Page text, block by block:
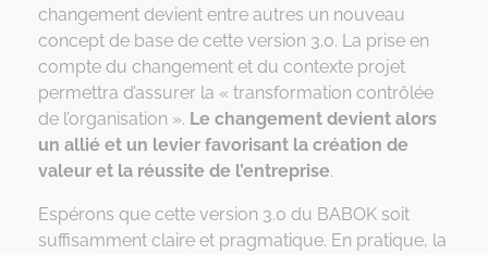
changement devient entre autres un nouveau
concept de base de cette version 3.0. La prise en
compte du changement et du contexte projet
permettra d’assurer la « transformation contrôlée
de l’organisation ». Le changement devient alors
un allié et un levier favorisant la création de
valeur et la réussite de l’entreprise.
Espérons que cette version 3.0 du BABOK soit
suffisamment claire et pragmatique. En pratique, la